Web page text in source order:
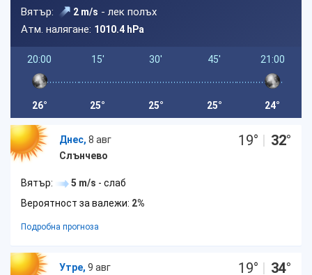
Вятър: 2 m/s - лек полъх
Атм. налягане: 1010.4 hPa
20:00
26°
15'
25°
30'
25°
45'
25°
21:00
24°
Днес, 8 авг
Слънчево
19° | 32°
Вятър: 5 m/s - слаб
Вероятност за валежи: 2%
Подробна прогноза
Утре, 9 авг
19° | 34°